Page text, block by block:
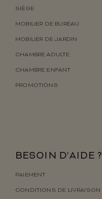
SIÈGE
MOBILIER DE BUREAU
MOBILIER DE JARDIN
CHAMBRE ADULTE
CHAMBRE ENFANT
PROMOTIONS
BESOIN D’AIDE ?
PAIEMENT
CONDITIONS DE LIVRAISON